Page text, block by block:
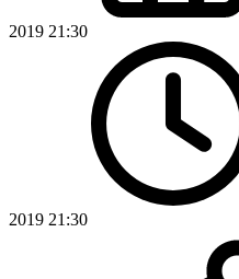
2019 21:30
2019 21:30